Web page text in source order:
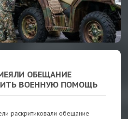
ОБЕЩАНИЕ
ВОЕННУЮ ПОМОЩЬ
раскритиковали обещание